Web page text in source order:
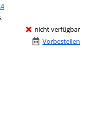
nicht verfügbar
Vorbestellen